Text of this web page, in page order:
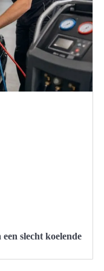
slecht koelende